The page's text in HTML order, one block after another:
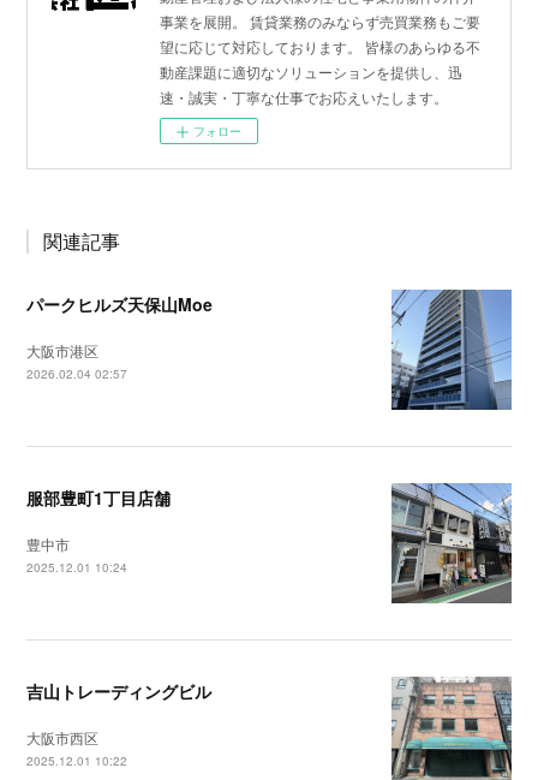
事業を展開。 賃貸業務のみならず売買業務もご要
望に応じて対応しております。 皆様のあらゆる不
動産課題に適切なソリューションを提供し、迅
速・誠実・丁寧な仕事でお応えいたします。
フォロー
関連記事
パークヒルズ天保山Moe
大阪市港区
2026.02.04 02:57
服部豊町1丁目店舗
豊中市
2025.12.01 10:24
吉山トレーディングビル
大阪市西区
2025.12.01 10:22